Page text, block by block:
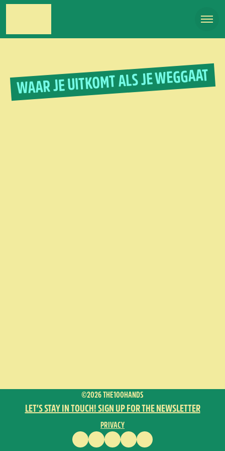
WAAR JE UITKOMT ALS JE WEGGAAT
©2026 THE100HANDS
LET’S STAY IN TOUCH! SIGN UP FOR THE NEWSLETTER
PRIVACY
FACEBOOKINSTAGRAM
VIMEOYOUTUBEENGLISH